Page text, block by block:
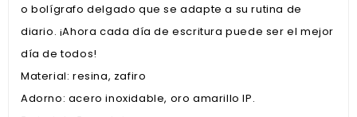
o bolígrafo delgado que se adapte a su rutina de
diario. ¡Ahora cada día de escritura puede ser el mejor
día de todos!
Material: resina, zafiro
Adorno: acero inoxidable, oro amarillo IP.